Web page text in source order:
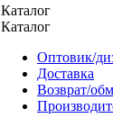
Каталог
Каталог
Оптовик/
Доставка
Возврат/